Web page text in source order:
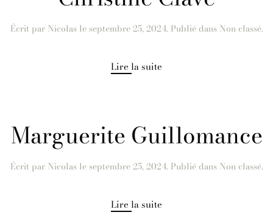
Écrit par Nicolasleseptembre 25, 2024. Publié dans Non classé.
Lire la suite
Marguerite Guillomance
Écrit par Nicolasleseptembre 25, 2024. Publié dans Non classé.
Lire la suite